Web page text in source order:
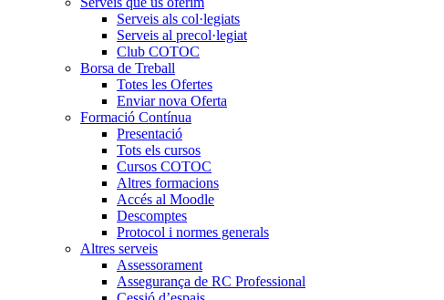
Serveis als col·legiats
Serveis al precol·legiat
Club COTOC
Borsa de Treball
Totes les Ofertes
Enviar nova Oferta
Formació Contínua
Presentació
Tots els cursos
Cursos COTOC
Altres formacions
Accés al Moodle
Descomptes
Protocol i normes generals
Altres serveis
Assessorament
Assegurança de RC Professional